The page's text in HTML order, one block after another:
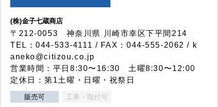
(株)金子七蔵商店
〒212-0053 神奈川県 川崎市幸区下平間214
TEL：044-533-4111 / FAX：044-555-2062 / k
aneko@citizou.co.jp
営業時間：平日8:30〜16:30 土曜8:30〜12:00
定休日：第1土曜・日曜・祝祭日
販売可 工事・取付可